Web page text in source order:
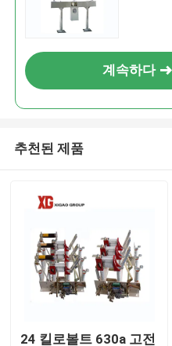
계속하다
추천된 제품
24 킬로볼트 630a 고전